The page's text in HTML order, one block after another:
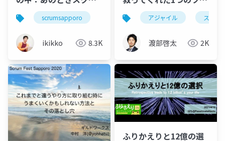
ムマスターは何を考え
ていたのか？
scrumsapporo
ikikko 8.3K
ルと2つの思考法
アジャイル スクラ
渡部啓太 2K
ふりかえりと12億の選